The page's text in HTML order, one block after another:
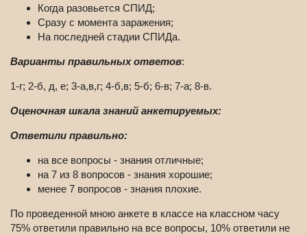
Когда разовьется СПИД;
Сразу с момента заражения;
На последней стадии СПИДа.
Варианты правильных ответов:
1-г; 2-б, д, е; 3-а,в,г; 4-б,в; 5-б; 6-в; 7-а; 8-в.
Оценочная шкала знаний анкетируемых:
Ответили правильно:
на все вопросы - знания отличные;
на 7 из 8 вопросов - знания хорошие;
менее 7 вопросов - знания плохие.
По проведенной мною анкете в классе на классном часу
75% ответили правильно на все вопросы, 10% ответили не